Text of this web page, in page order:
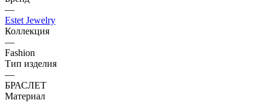
—
Estet Jewelry
Коллекция
—
Fashion
Тип изделия
—
БРАСЛЕТ
Материал